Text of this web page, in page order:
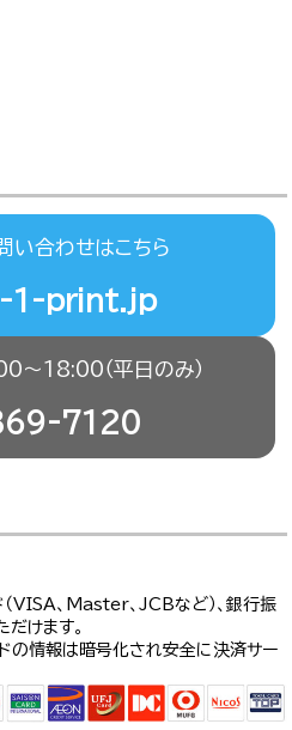
い合わせはこちら
1-print.jp
〜18:00（平日のみ）
7120
（VISA、Master、JCBなど）、銀行振
だけます。
の情報は暗号化され安全に決済サー